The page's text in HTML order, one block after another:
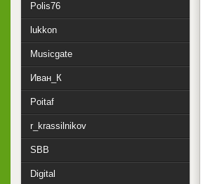
Polis76
lukkon
Musicgate
Иван_К
Poitaf
r_krassilnikov
SBB
Digital